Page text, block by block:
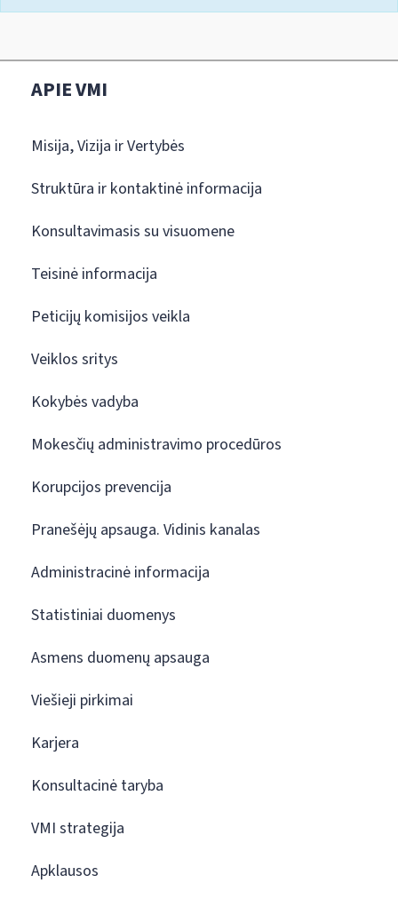
APIE VMI
Misija, Vizija ir Vertybės
Struktūra ir kontaktinė informacija
Konsultavimasis su visuomene
Teisinė informacija
Peticijų komisijos veikla
Veiklos sritys
Kokybės vadyba
Mokesčių administravimo procedūros
Korupcijos prevencija
Pranešėjų apsauga. Vidinis kanalas
Administracinė informacija
Statistiniai duomenys
Asmens duomenų apsauga
Viešieji pirkimai
Karjera
Konsultacinė taryba
VMI strategija
Apklausos